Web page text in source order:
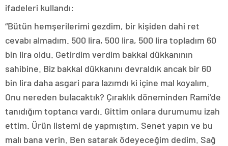
ifadeleri kullandı:
“Bütün hemşerilerimi gezdim, bir kişiden dahi ret
cevabı almadım. 500 lira, 500 lira, 500 lira topladım 60
bin lira oldu. Getirdim verdim bakkal dükkanının
sahibine. Biz bakkal dükkanını devraldık ancak bir 60
bin lira daha asgari para lazımdı ki içine mal koyalım.
Onu nereden bulacaktık? Çıraklık döneminden Rami’de
tanıdığım toptancı vardı. Gittim onlara durumumu izah
ettim. Ürün listemi de yapmıştım. Senet yapın ve bu
malı bana verin. Ben satarak ödeyeceğim dedim. Sağ